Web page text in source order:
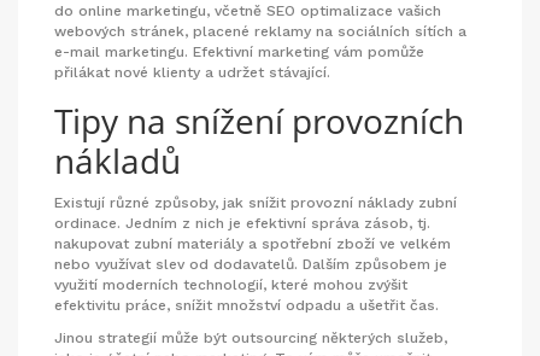
do online marketingu, včetně SEO optimalizace vašich
webových stránek, placené reklamy na sociálních sítích a
e-mail marketingu. Efektivní marketing vám pomůže
přilákat nové klienty a udržet stávající.
Tipy na snížení provozních
nákladů
Existují různé způsoby, jak snížit provozní náklady zubní
ordinace. Jedním z nich je efektivní správa zásob, tj.
nakupovat zubní materiály a spotřební zboží ve velkém
nebo využívat slev od dodavatelů. Dalším způsobem je
využití moderních technologií, které mohou zvýšit
efektivitu práce, snížit množství odpadu a ušetřit čas.
Jinou strategií může být outsourcing některých služeb,